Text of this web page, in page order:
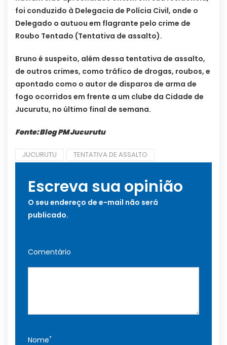
foi conduzido à Delegacia de Polícia Civil, onde o
Delegado o autuou em flagrante pelo crime de
Roubo Tentado (Tentativa de assalto).
Bruno é suspeito, além dessa tentativa de assalto,
de outros crimes, como tráfico de drogas, roubos, e
apontado como o autor de disparos de arma de
fogo ocorridos em frente a um clube da Cidade de
Jucurutu, no último final de semana.
Fonte: Blog PM Jucurutu
JUCURUTU TENTATIVA DE ASSALTO
Escreva sua opinião
O seu endereço de e-mail não será
publicado.
Comentário
Nome*